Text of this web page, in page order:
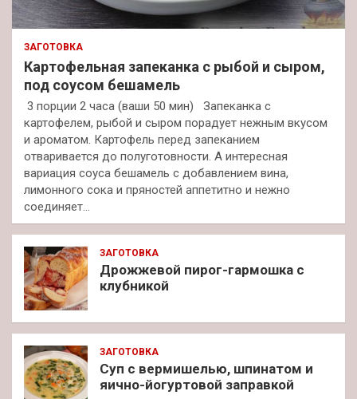
ЗАГОТОВКА
Картофельная запеканка с рыбой и сыром,
под соусом бешамель
3 порции 2 часа (ваши 50 мин) Запеканка с
картофелем, рыбой и сыром порадует нежным вкусом
и ароматом. Картофель перед запеканием
отваривается до полуготовности. А интересная
вариация соуса бешамель с добавлением вина,
лимонного сока и пряностей аппетитно и нежно
соединяет…
ЗАГОТОВКА
Дрожжевой пирог-гармошка с
клубникой
ЗАГОТОВКА
Суп с вермишелью, шпинатом и
яично-йогуртовой заправкой